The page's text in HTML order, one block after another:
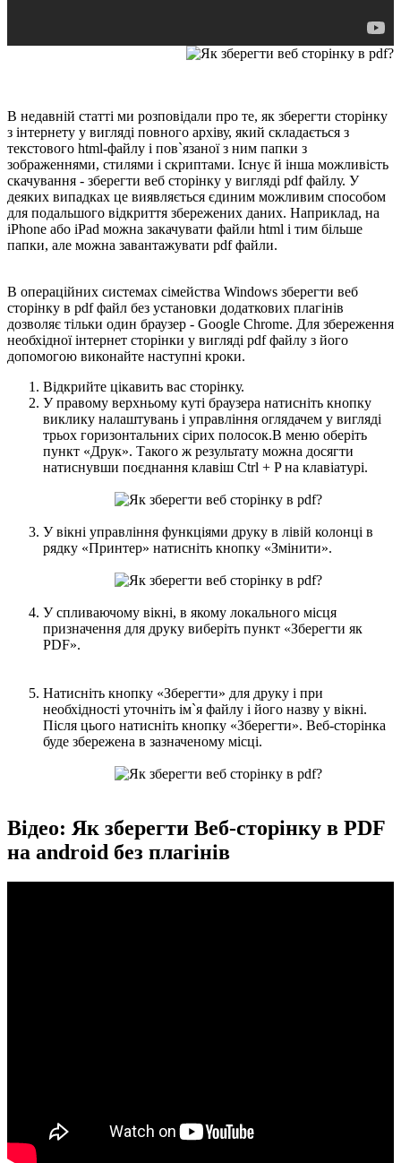
В недавній статті ми розповідали про те, як зберегти сторінку
з інтернету у вигляді повного архіву, який складається з
текстового html-файлу і пов`язаної з ним папки з
зображеннями, стилями і скриптами. Існує й інша можливість
скачування - зберегти веб сторінку у вигляді pdf файлу. У
деяких випадках це виявляється єдиним можливим способом
для подальшого відкриття збережених даних. Наприклад, на
iPhone або iPad можна закачувати файли html і тим більше
папки, але можна завантажувати pdf файли.
В операційних системах сімейства Windows зберегти веб
сторінку в pdf файл без установки додаткових плагінів
дозволяє тільки один браузер - Google Chrome. Для збереження
необхідної інтернет сторінки у вигляді pdf файлу з його
допомогою виконайте наступні кроки.
Відкрийте цікавить вас сторінку.
У правому верхньому куті браузера натисніть кнопку
виклику налаштувань і управління оглядачем у вигляді
трьох горизонтальних сірих полосок.В меню оберіть
пункт «Друк». Такого ж результату можна досягти
натиснувши поєднання клавіш Ctrl + P на клавіатурі.
У вікні управління функціями друку в лівій колонці в
рядку «Принтер» натисніть кнопку «Змінити».
У спливаючому вікні, в якому локального місця
призначення для друку виберіть пункт «Зберегти як
PDF».
Натисніть кнопку «Зберегти» для друку і при
необхідності уточніть ім`я файлу і його назву у вікні.
Після цього натисніть кнопку «Зберегти». Веб-сторінка
буде збережена в зазначеному місці.
Відео: Як зберегти Веб-сторінку в PDF
на android без плагінів